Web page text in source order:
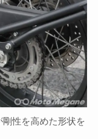
性を高めた形状を